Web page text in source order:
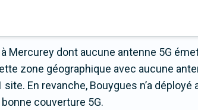
Mercurey dont aucune antenne 5G
zone géographique avec aucune
En revanche, Bouygues n’a
couverture 5G.